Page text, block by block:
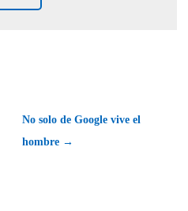
No solo de Google vive el
hombre →